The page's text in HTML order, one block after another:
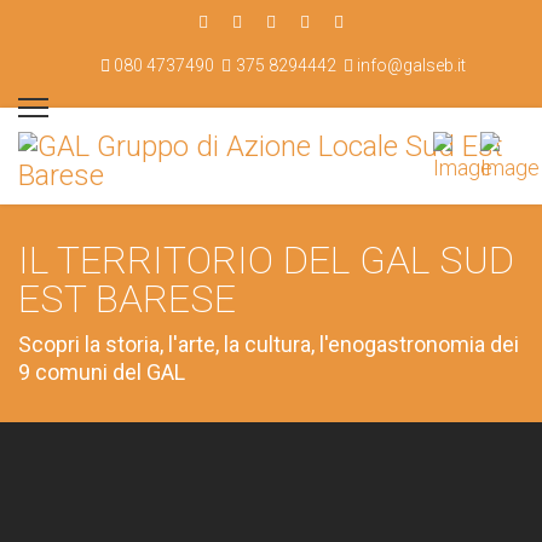
080 4737490 375 8294442 info@galseb.it
IL TERRITORIO DEL GAL SUD
EST BARESE
Scopri la storia, l'arte, la cultura, l'enogastronomia dei
9 comuni del GAL